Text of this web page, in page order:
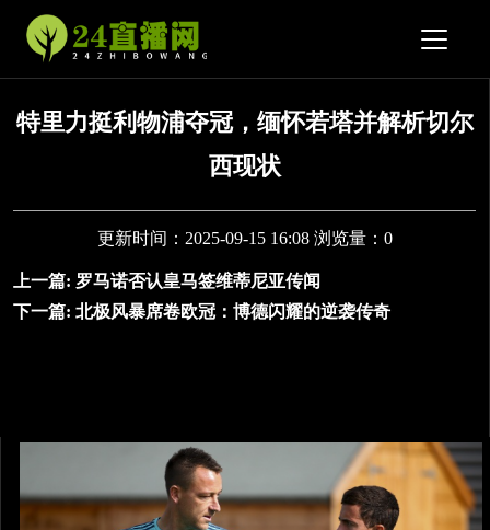
特里力挺利物浦夺冠，缅怀若塔并解析切尔
西现状
更新时间：2025-09-15 16:08 浏览量：0
上一篇: 罗马诺否认皇马签维蒂尼亚传闻
下一篇: 北极风暴席卷欧冠：博德闪耀的逆袭传奇